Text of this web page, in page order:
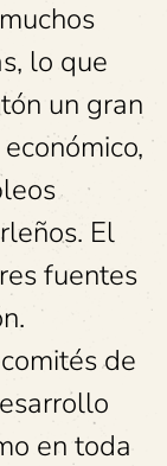
lo que
un gran
El
fuentes
de
en toda